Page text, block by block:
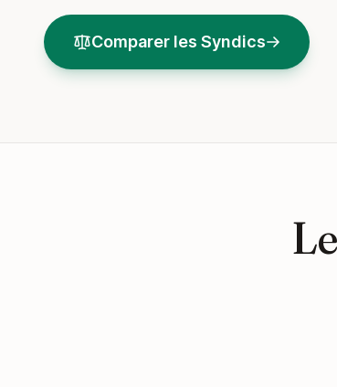
Comparer les Syndics